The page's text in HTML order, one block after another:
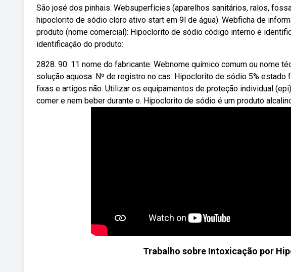
São josé dos pinhais. Websuperfícies (aparelhos sanitários, ralos,
hipoclorito de sódio cloro ativo start em 9l de água). Webficha de
produto (nome comercial): Hipoclorito de sódio código interno e
identificação do produto:
2828. 90. 11 nome do fabricante: Webnome químico comum ou nome
solução aquosa. Nº de registro no cas: Hipoclorito de sódio 5%
fixas e artigos não. Utilizar os equipamentos de proteção individual
comer e nem beber durante o. Hipoclorito de sódio é um produto
Trabalho sobre Intoxicação por